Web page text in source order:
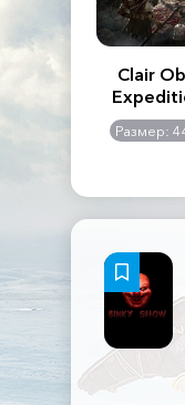
Creed
Clair
Размер: